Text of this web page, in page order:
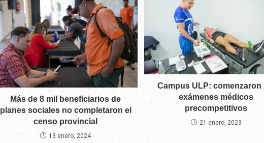
Más de 8 mil beneficiarios de
planes sociales no completaron el
censo provincial
13 enero, 2024
Campus ULP: comenzaron
exámenes médicos
precompetitivos
21 enero, 2023